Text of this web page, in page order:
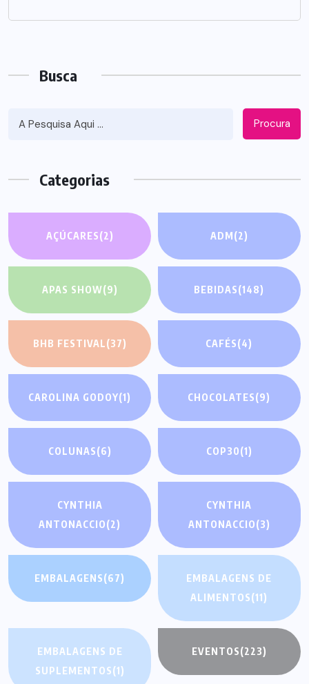
Busca
Procura
Categorias
AÇÚCARES(2) ADM(2)
APAS SHOW(9) BEBIDAS(148)
BHB FESTIVAL(37) CAFÉS(4)
CAROLINA GODOY(1) CHOCOLATES(9)
COLUNAS(6) COP30(1)
CYNTHIA
ANTONACCIO(2)
CYNTHIA
ANTONACCIO(3)
EMBALAGENS(67)
EMBALAGENS DE
ALIMENTOS(11)
EMBALAGENS DE
SUPLEMENTOS(1)
EVENTOS(223)